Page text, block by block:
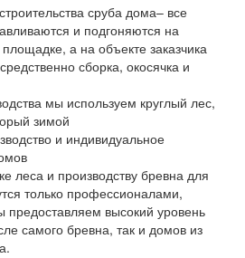
сруба дома– все
и подгоняются на
а на объекте заказчика
сборка, окосячка и
мы используем круглый лес,
зимой
и индивидуальное
леса и производству бревна для
только профессионалами,
предоставляем высокий уровень
самого бревна, так и домов из